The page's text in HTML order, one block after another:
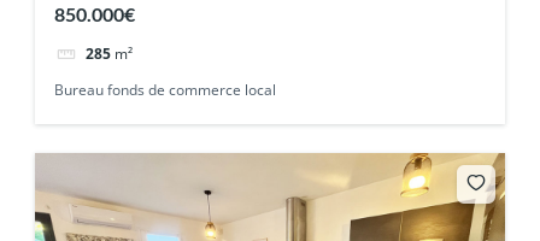
850.000€
285 m²
Bureau fonds de commerce local